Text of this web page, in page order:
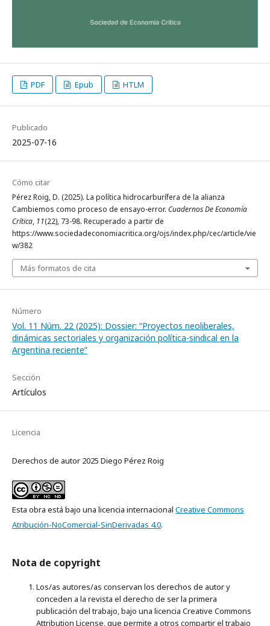
PDF Epub HTLM
Publicado
2025-07-16
Cómo citar
Pérez Roig, D. (2025). La política hidrocarburífera de la alianza
Cambiemos como proceso de ensayo-error. Cuadernos De Economía
Crítica, 11(22), 73-98. Recuperado a partir de
https://www.sociedadeconomiacritica.org/ojs/index.php/cec/article/vie
w/382
Más formatos de cita
Número
Vol. 11 Núm. 22 (2025): Dossier: “Proyectos neoliberales,
dinámicas sectoriales y organización política-sindical en la
Argentina reciente”
Sección
Artículos
Licencia
Derechos de autor 2025 Diego Pérez Roig
Esta obra está bajo una licencia internacional Creative Commons
Atribución-NoComercial-SinDerivadas 4.0.
Nota de copyright
Los/as autores/as conservan los derechos de autor y
conceden a la revista el derecho de ser la primera
publicación del trabajo, bajo una licencia Creative Commons
Attribution License, que permite a otros compartir el trabajo